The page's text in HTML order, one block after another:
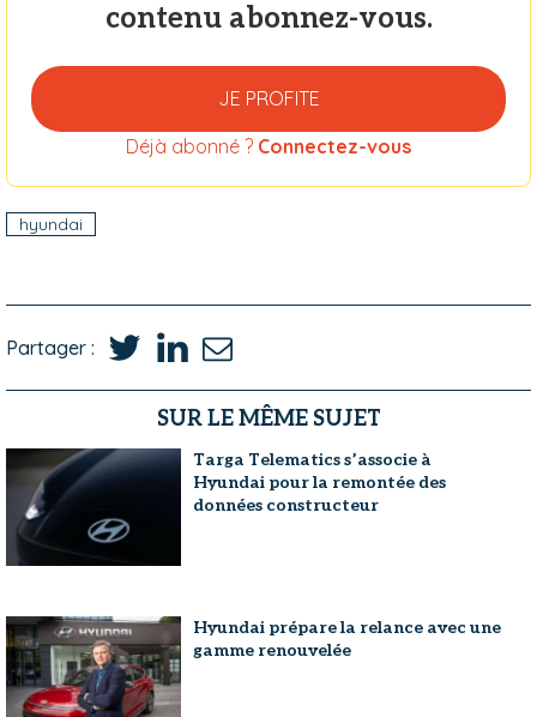
contenu abonnez-vous.
JE PROFITE
Déjà abonné ? Connectez-vous
hyundai
Partager :
SUR LE MÊME SUJET
Targa Telematics s’associe à
Hyundai pour la remontée des
données constructeur
Hyundai prépare la relance avec une
gamme renouvelée